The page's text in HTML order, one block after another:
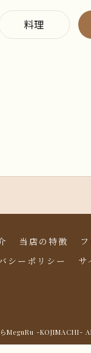
料理
当店の特徴
シーポリシー サ
MeguRu -KOJIMACHI-